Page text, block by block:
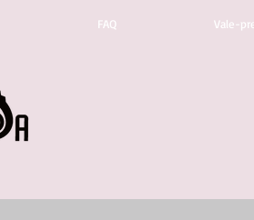
FAQ Vale-